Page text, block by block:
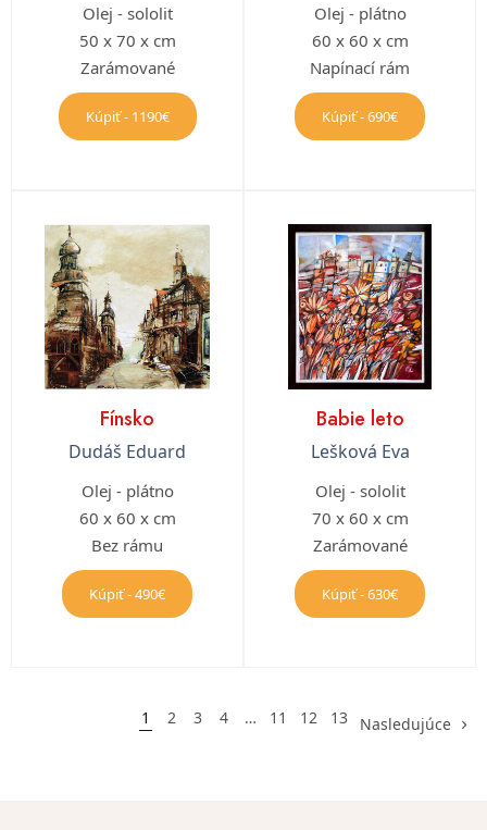
Olej - sololit
50 x 70 x cm
Zarámované
Kúpiť - 1190€
Olej - plátno
60 x 60 x cm
Napínací rám
Kúpiť - 690€
Fínsko
Dudáš Eduard
Olej - plátno
60 x 60 x cm
Bez rámu
Kúpiť - 490€
Babie leto
Lešková Eva
Olej - sololit
70 x 60 x cm
Zarámované
Kúpiť - 630€
1 2 3 4 … 11 12 13 Nasledujúce